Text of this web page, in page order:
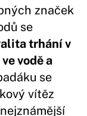
značek
se
trhání v
vodě a
se
vítěz